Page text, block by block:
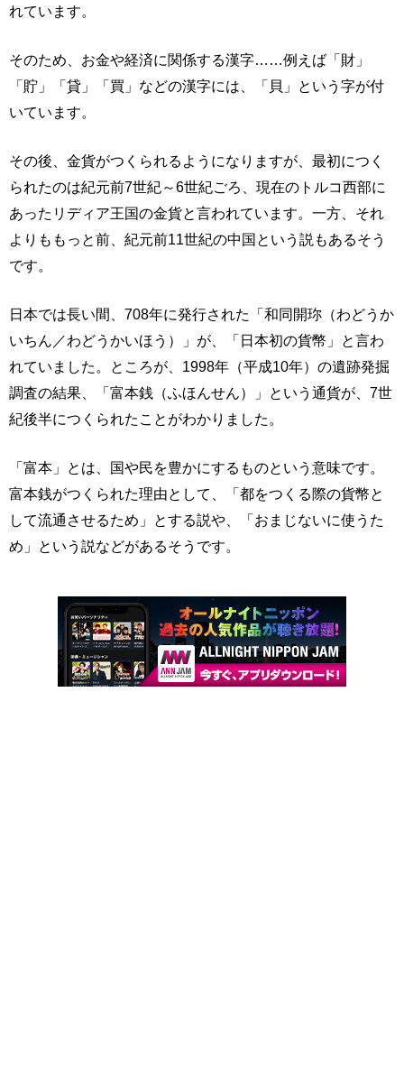
れています。
そのため、お金や経済に関係する漢字……例えば「財」
「貯」「貸」「買」などの漢字には、「貝」という字が付
いています。
その後、金貨がつくられるようになりますが、最初につく
られたのは紀元前7世紀～6世紀ごろ、現在のトルコ西部に
あったリディア王国の金貨と言われています。一方、それ
よりももっと前、紀元前11世紀の中国という説もあるそう
です。
日本では長い間、708年に発行された「和同開珎（わどうか
いちん／わどうかいほう）」が、「日本初の貨幣」と言わ
れていました。ところが、1998年（平成10年）の遺跡発掘
調査の結果、「富本銭（ふほんせん）」という通貨が、7世
紀後半につくられたことがわかりました。
「富本」とは、国や民を豊かにするものという意味です。
富本銭がつくられた理由として、「都をつくる際の貨幣と
して流通させるため」とする説や、「おまじないに使うた
め」という説などがあるそうです。